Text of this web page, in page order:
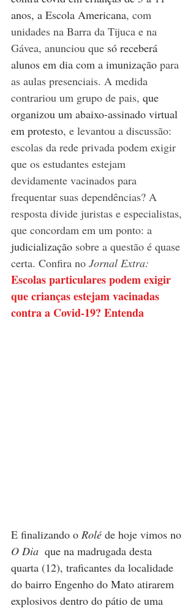
anos, a Escola Americana, com
unidades na Barra da Tijuca e na
Gávea, anunciou que só receberá
alunos em dia com a imunização para
as aulas presenciais. A medida
contrariou um grupo de pais, que
organizou um abaixo-assinado virtual
em protesto, e levantou a discussão:
escolas da rede privada podem exigir
que os estudantes estejam
devidamente vacinados para
frequentar suas dependências? A
resposta divide juristas e especialistas,
que concordam em um ponto: a
judicialização sobre a questão é quase
certa. Confira no Jornal Extra:
Escolas particulares podem exigir
que crianças estejam vacinadas
contra a Covid-19? Entenda
E finalizando o Rolé de hoje vimos no
O Dia que na madrugada desta
quarta (12), traficantes da localidade
do bairro Engenho do Mato atirarem
explosivos dentro do pátio de uma